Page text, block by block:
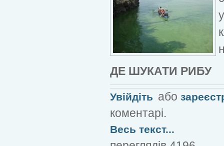
ДЕ ШУКАТИ РИБУ
Увійдіть або
коментарі.
Весь текст...